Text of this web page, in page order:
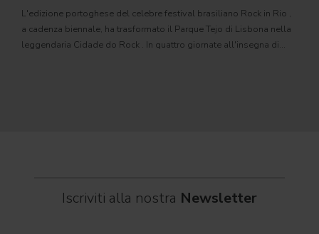
L'edizione portoghese del celebre festival brasiliano Rock in Rio ,
a cadenza biennale, ha trasformato il Parque Tejo di Lisbona nella
leggendaria Cidade do Rock . In quattro giornate all'insegna di
Iscriviti alla nostra Newsletter